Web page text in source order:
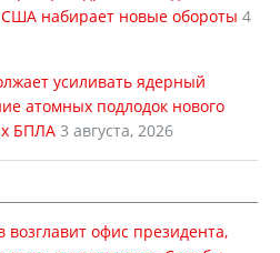
набирает новые обороты 4
усиливать ядерный
атомных подлодок нового
БПЛА 3 августа, 2026